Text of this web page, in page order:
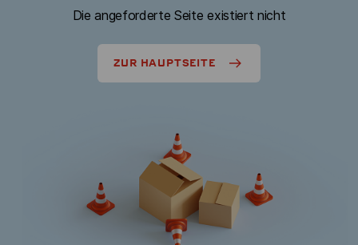
Die angeforderte Seite existiert nicht
ZUR HAUPTSEITE